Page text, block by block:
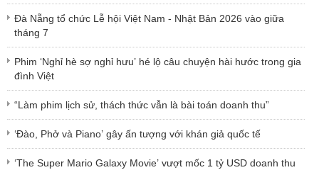
Đà Nẵng tổ chức Lễ hội Việt Nam - Nhật Bản 2026 vào giữa
tháng 7
Phim ‘Nghỉ hè sợ nghỉ hưu’ hé lộ câu chuyện hài hước trong gia
đình Việt
“Làm phim lịch sử, thách thức vẫn là bài toán doanh thu”
‘Đào, Phở và Piano’ gây ấn tượng với khán giả quốc tế
‘The Super Mario Galaxy Movie’ vượt mốc 1 tỷ USD doanh thu